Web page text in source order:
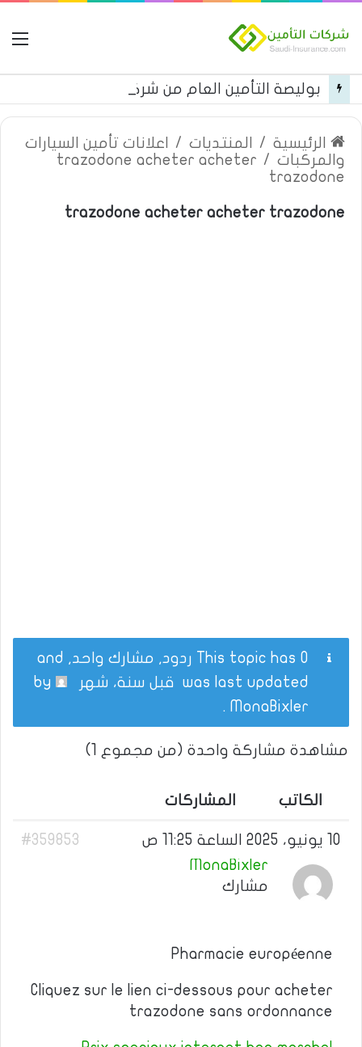
الرئيسية / المنتديات /
اعلانات تأمين السيارات
والمركبات /
trazodone acheter acheter
trazodone
trazodone acheter acheter trazodone
This topic has 0 ردود, مشارك واحد, and
was last updated قبل سنة، شهر
MonaBixler
.
مشاهدة مشاركة واحدة (من مجموع 1)
الكاتب المشاركات
10 يونيو، 2025 الساعة 11:25 ص
#359853
MonaBixler
مشارك
Pharmacie européenne
Cliquez sur le lien ci-dessous pour acheter
trazodone sans ordonnance